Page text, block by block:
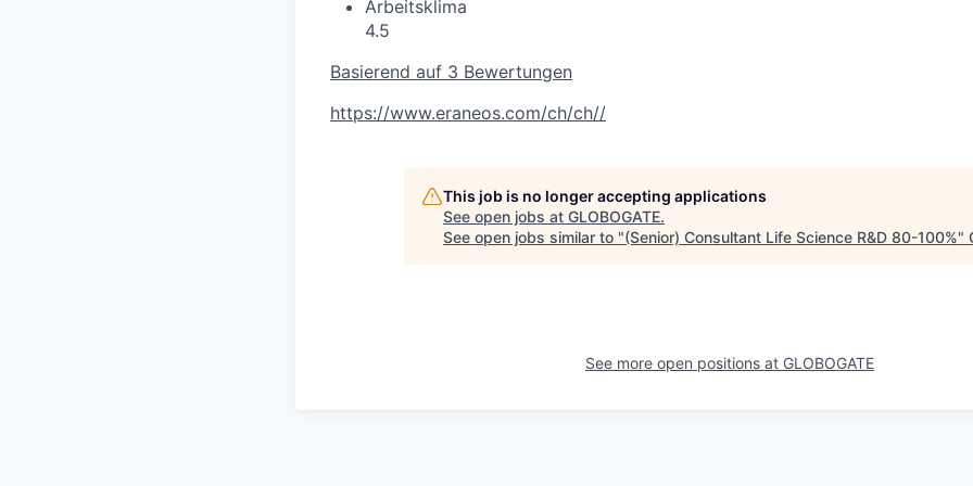
Arbeitsklima
4.5
Basierend auf 3 Bewertungen
https://www.eraneos.com/ch/ch//
This job is no longer accepting applications
See open jobs at GLOBOGATE.
See open jobs similar to "(Senior) Consultant Life Science R&D 80-100%"
See more open positions at GLOBOGATE